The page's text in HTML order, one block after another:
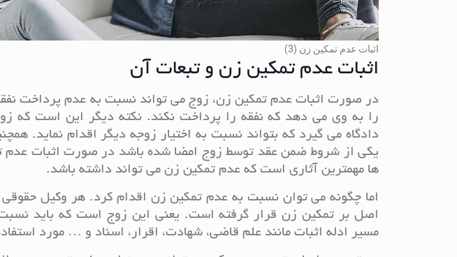
اثبات عدم تمکین زن (3)
اثبات عدم تمکین زن و تبعات آن
در صورت اثبات عدم تمکین زن، زوج می تواند نسبت به عدم پرداخت
را به وی می دهد که نفقه را پرداخت نکند. نکته دیگر این است که
دادگاه می گیرد که بتواند نسبت به اختیار زوجه دیگر اقدام نماید.
یکی از شروط ضمن عقد توسط زوج امضا شده باشد در صورت اثبات عدم
ها مهمترین آثاری است که عدم تمکین زن می تواند داشته باشد.
اما چگونه می توان نسبت به عدم تمکین زن اقدام کرد. هر وکیل
اصل بر تمکین زن قرار گرفته است. یعنی این زوج است که باید
مسیر ادله اثبات مانند علم قاضی، شهادت، اقرار، اسناد و … مورد